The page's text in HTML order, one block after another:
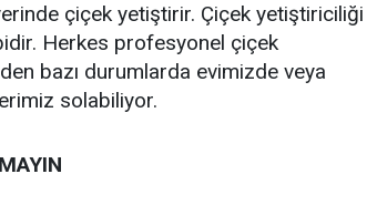
çiçek yetiştirir. Çiçek yetiştiriciliği
Herkes profesyonel çiçek
bazı durumlarda evimizde veya
solabiliyor.